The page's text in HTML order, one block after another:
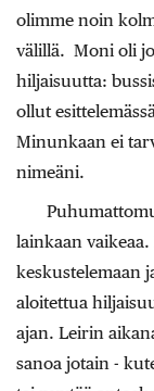
olimme noin
välillä. Moni oli
hiljaisuutta:
ollut
Minunkaan ei
nimeäni.
lainkaan
keskustelemaan
aloitettua
ajan. Leirin
sanoa jotain -